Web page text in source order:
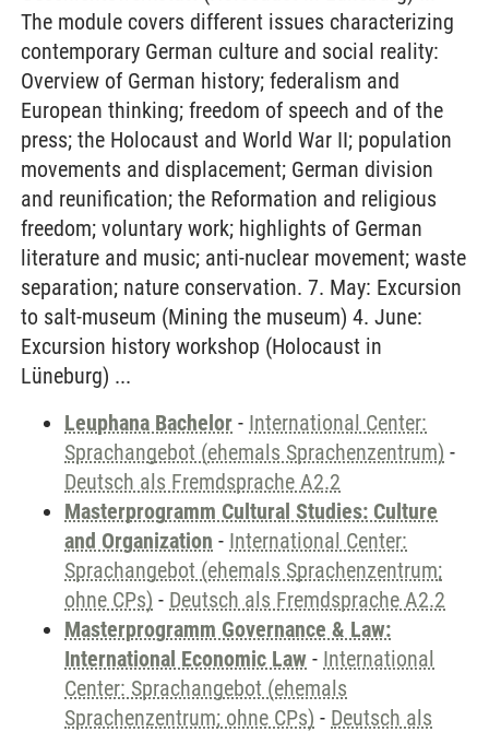
The module covers different issues characterizing
contemporary German culture and social reality:
Overview of German history; federalism and
European thinking; freedom of speech and of the
press; the Holocaust and World War II; population
movements and displacement; German division
and reunification; the Reformation and religious
freedom; voluntary work; highlights of German
literature and music; anti-nuclear movement; waste
separation; nature conservation. 7. May: Excursion
to salt-museum (Mining the museum) 4. June:
Excursion history workshop (Holocaust in
Lüneburg) ...
Leuphana Bachelor - International Center:
Sprachangebot (ehemals Sprachenzentrum) -
Deutsch als Fremdsprache A2.2
Masterprogramm Cultural Studies: Culture
and Organization - International Center:
Sprachangebot (ehemals Sprachenzentrum;
ohne CPs) - Deutsch als Fremdsprache A2.2
Masterprogramm Governance & Law:
International Economic Law - International
Center: Sprachangebot (ehemals
Sprachenzentrum; ohne CPs) - Deutsch als